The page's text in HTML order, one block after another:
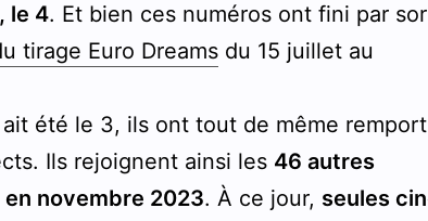
le 4. Et bien ces numéros ont fini par
tirage Euro Dreams du 15 juillet au
été le 3, ils ont tout de même
Ils rejoignent ainsi les 46 autres
novembre 2023. À ce jour, seules